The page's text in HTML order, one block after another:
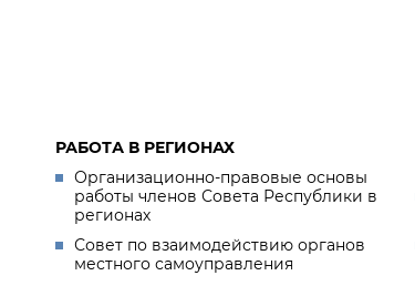
РАБОТА В РЕГИОНАХ
Организационно-правовые основы
работы членов Совета Республики в
регионах
Совет по взаимодействию органов
местного самоуправления